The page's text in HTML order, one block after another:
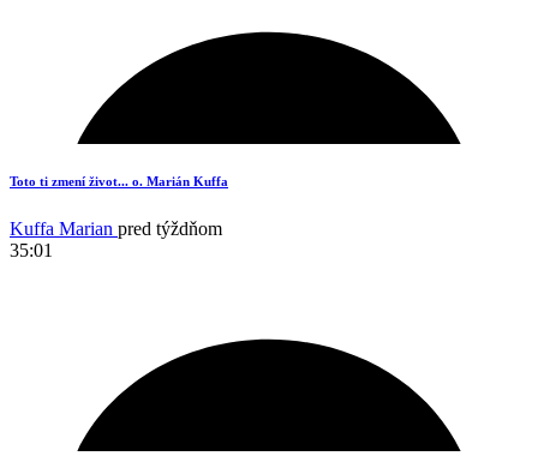
Toto ti zmení život... o. Marián Kuffa
Kuffa Marian pred týždňom
35:01